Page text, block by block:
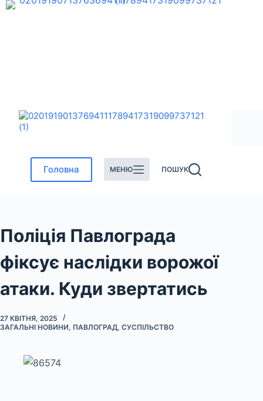
Перейти
Головна МЕНЮ ПОШУК
Поліція Павлограда
фіксує наслідки ворожої
атаки. Куди звертатись
27 КВІТНЯ, 2025
ЗАГАЛЬНІ НОВИНИ, ПАВЛОГРАД, СУСПІЛЬСТВО